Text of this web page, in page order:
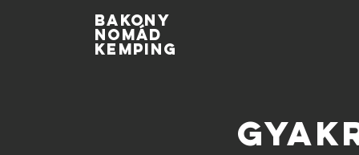
BAKONY
NOMÁD
KEMPING